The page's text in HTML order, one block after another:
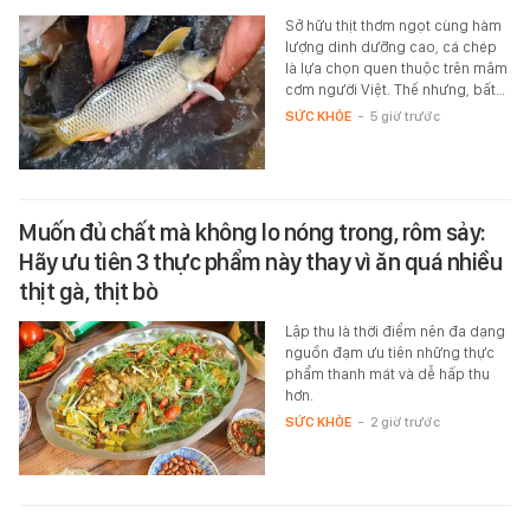
Sở hữu thịt thơm ngọt cùng hàm
lượng dinh dưỡng cao, cá chép
là lựa chọn quen thuộc trên mâm
cơm người Việt. Thế nhưng, bất…
SỨC KHỎE - 5 giờ trước
Muốn đủ chất mà không lo nóng trong, rôm sảy:
Hãy ưu tiên 3 thực phẩm này thay vì ăn quá nhiều
thịt gà, thịt bò
Lập thu là thời điểm nên đa dạng
nguồn đạm ưu tiên những thực
phẩm thanh mát và dễ hấp thu
hơn.
SỨC KHỎE - 2 giờ trước